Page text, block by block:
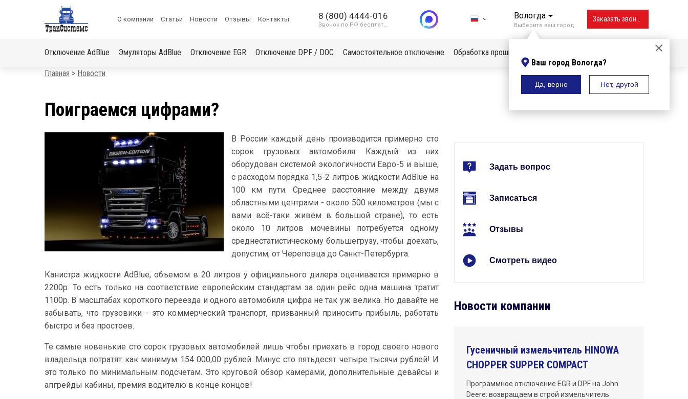
Меню
шапке
О компании Статьи Новости Отзывы Контакты 8 (800) 4444-016
Звонок по РФ бесплатный
Вологда
Выберите ваш город
Ваш город Вологда?
Да, верно Нет, другой
Владивосток
Ижевск
Краснодар
Новосибирск
Омск
Основная
Отключение AdBlue Эмуляторы AdBlue Отключение EGR Отключение DPF / DOC Самостоятельное отключение Обработка прошивок
Строка
Главная Новости
Поиграемся цифрами?
В России каждый день производится примерно сто
сорок грузовых автомобиля. Каждый из них
оборудован системой экологичности Евро-5 и выше,
с расходом порядка 1,5-2 литров жидкости AdBlue на
100 км пути. Среднее расстояние между двумя
областными центрами - около 500 километров (мы с
вами всё-таки живём в большой стране), то есть
около 10 литров мочевины потребуется одному
среднестатистическому большегрузу, чтобы доехать,
допустим, от Череповца до Санкт-Петербурга.
Канистра жидкости AdBlue, объемом в 20 литров у официального дилера оценивается примерно в
2200р. То есть только на соответствие европейским стандартам за один рейс одна машина тратит
1100р. В масштабах короткого переезда и одного автомобиля цифра не так уж велика. Но давайте не
забывать, что грузовики - это коммерческий транспорт, призванный приносить прибыль, работать
быстро и без простоев.
Те самые новенькие сто сорок грузовых автомобилей лишь чтобы приехать в город своего нового
владельца потратят как минимум 154 000,00 рублей. Минус сто пятьдесят четыре тысячи рублей! И
это только по минимальным подсчетам. Это круговой обзор камерами, дополнительные девайсы и
апгрейды кабины, премия водителю в конце концов!
Задать вопрос
Записаться
Отзывы
Смотреть видео
Новости компании
Гусеничный измельчитель HINOWA
CHOPPER SUPPER COMPACT
Программное отключение EGR и DPF на John
Deere: возвращаем в строй измельчитель
ХОЧЕШЬ ПОДАРОК?
«Получи скидку на отключение автомобиля»